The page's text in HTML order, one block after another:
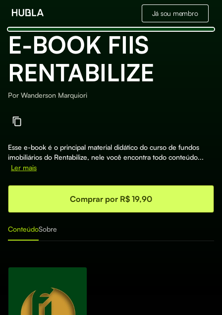
Já sou membro
E-BOOK FIIS
RENTABILIZE
Por Wanderson Marquiori
Esse e-book é o principal material didático do curso de fundos
imobiliários do Rentabilize, nele você encontra todo conteúdo...
Ler mais
Comprar por R$ 19,90
ConteúdoSobre